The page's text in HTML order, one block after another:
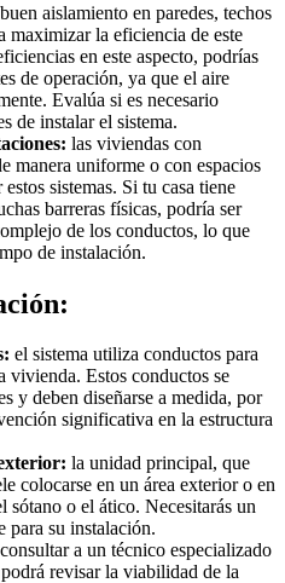
aislamiento en paredes, techos
maximizar la eficiencia de este
en este aspecto, podrías
de operación, ya que el aire
Evalúa si es necesario
de instalar el sistema.
las viviendas con
manera uniforme o con espacios
sistemas. Si tu casa tiene
barreras físicas, podría ser
de los conductos, lo que
de instalación.
el sistema utiliza conductos para
vivienda. Estos conductos se
y deben diseñarse a medida, por
significativa en la estructura
la unidad principal, que
colocarse en un área exterior o en
sótano o el ático. Necesitarás un
para su instalación.
consultar a un técnico especializado
revisar la viabilidad de la